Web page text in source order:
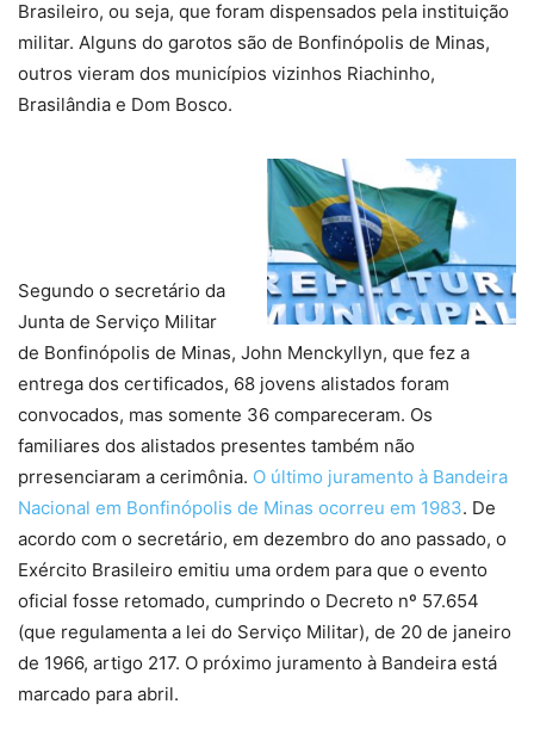
Brasileiro, ou seja, que foram dispensados pela instituição
militar. Alguns do garotos são de Bonfinópolis de Minas,
outros vieram dos municípios vizinhos Riachinho,
Brasilândia e Dom Bosco.
Segundo o secretário da
Junta de Serviço Militar
de Bonfinópolis de Minas, John Menckyllyn, que fez a
entrega dos certificados, 68 jovens alistados foram
convocados, mas somente 36 compareceram. Os
familiares dos alistados presentes também não
prresenciaram a cerimônia. O último juramento à Bandeira
Nacional em Bonfinópolis de Minas ocorreu em 1983. De
acordo com o secretário, em dezembro do ano passado, o
Exército Brasileiro emitiu uma ordem para que o evento
oficial fosse retomado, cumprindo o Decreto nº 57.654
(que regulamenta a lei do Serviço Militar), de 20 de janeiro
de 1966, artigo 217. O próximo juramento à Bandeira está
marcado para abril.